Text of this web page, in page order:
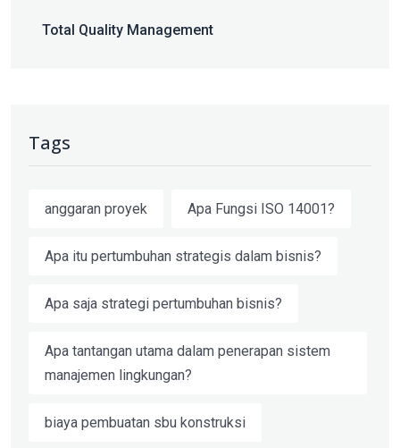
Total Quality Management
Tags
anggaran proyek Apa Fungsi ISO 14001?
Apa itu pertumbuhan strategis dalam bisnis?
Apa saja strategi pertumbuhan bisnis?
Apa tantangan utama dalam penerapan sistem
manajemen lingkungan?
biaya pembuatan sbu konstruksi